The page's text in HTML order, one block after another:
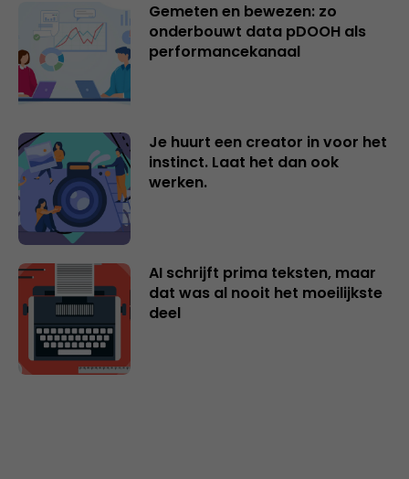
Gemeten en bewezen: zo
onderbouwt data pDOOH als
performancekanaal
Je huurt een creator in voor het
instinct. Laat het dan ook
werken.
AI schrijft prima teksten, maar
dat was al nooit het moeilijkste
deel